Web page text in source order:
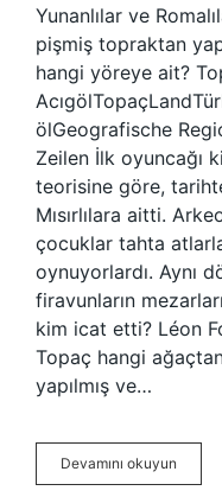
Yunanlılar ve
pişmiş topraktan
hangi yöreye ait?
ölGeografische
Zeilen İlk oyuncağı
teorisine göre,
Mısırlılara aitti.
çocuklar tahta
oynuyorlardı. Aynı
firavunların
kim icat etti? Léon
Topaç hangi
yapılmış ve…
Devamını okuyun
Kim